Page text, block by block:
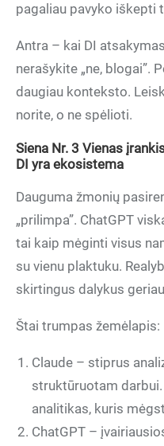
pagaliau pavyko iškepti
Antra – kai DI
nerašykite „ne, blogai”.
daugiau konteksto.
norite, o ne spėlioti.
Siena Nr. 3 Vienas
DI yra ekosistema
Dauguma žmonių
„prilimpa”. ChatGPT
tai kaip mėginti visus
su vienu plaktuku.
skirtingus dalykus
Štai trumpas žemėlapis:
Claude – stiprus
struktūruotam
analitikas, kuris
ChatGPT –